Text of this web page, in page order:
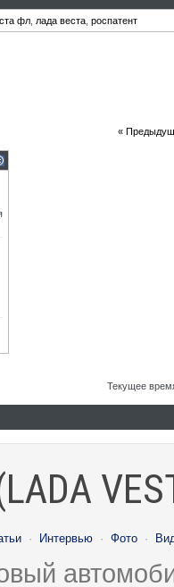
фл лада веста роспатент
«
Текущее
· Интервью · Фото ·